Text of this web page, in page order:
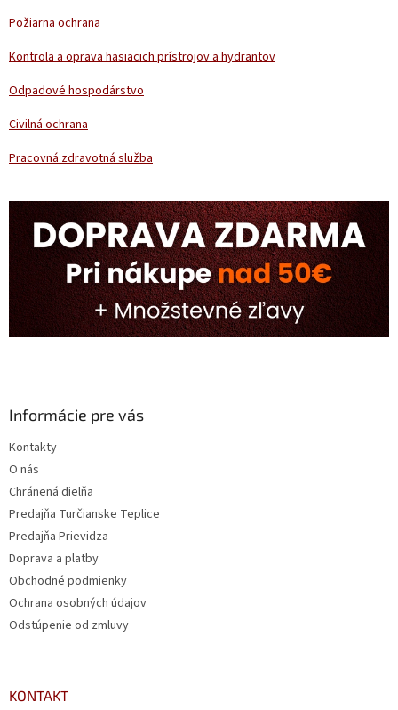
Požiarna ochrana
Kontrola a oprava hasiacich prístrojov a hydrantov
Odpadové hospodárstvo
Civilná ochrana
Pracovná zdravotná služba
Informácie pre vás
Kontakty
O nás
Chránená dielňa
Predajňa Turčianske Teplice
Predajňa Prievidza
Doprava a platby
Obchodné podmienky
Ochrana osobných údajov
Odstúpenie od zmluvy
KONTAKT